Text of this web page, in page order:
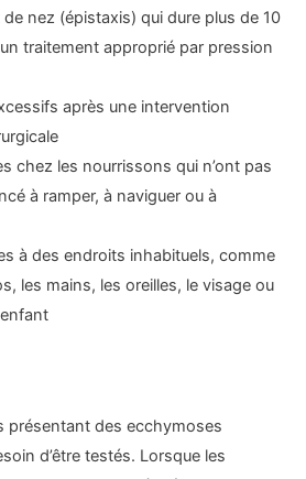
nez (épistaxis) qui dure plus de 10
traitement approprié par pression
après une intervention
chez les nourrissons qui n’ont pas
à ramper, à naviguer ou à
à des endroits inhabituels, comme
les mains, les oreilles, le visage ou
présentant des ecchymoses
d’être testés. Lorsque les